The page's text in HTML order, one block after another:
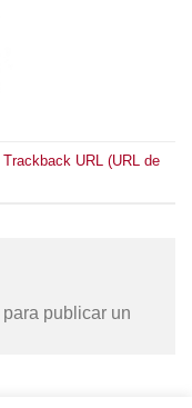
Trackback URL (URL de
para publicar un